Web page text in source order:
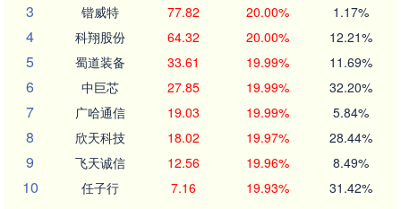
3 锴威特 77.82 20.00% 1.17%
4 科翔股份 64.32 20.00% 12.21%
5 蜀道装备 33.61 19.99% 11.69%
6 中巨芯 27.85 19.99% 32.20%
7 广哈通信 19.03 19.99% 5.84%
8 欣天科技 18.02 19.97% 28.44%
9 飞天诚信 12.56 19.96% 8.49%
10 任子行 7.16 19.93% 31.42%